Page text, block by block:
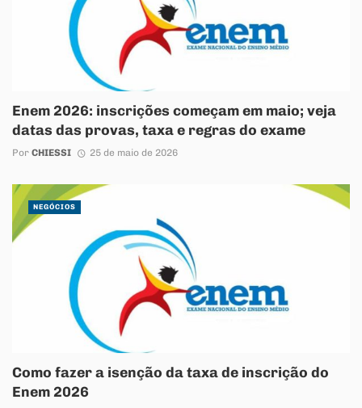
Enem 2026: inscrições começam em maio; veja
datas das provas, taxa e regras do exame
Por CHIESSI 25 de maio de 2026
Como fazer a isenção da taxa de inscrição do
Enem 2026
NEGÓCIOS